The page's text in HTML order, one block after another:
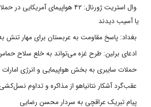
وال استریت ژورنال: ۴۲ هواپیمای
یا آسیب دیدند
بغداد: پاسخ مقاومت به عربستان برای مهار تنش
ادعای برلین: طرح غزه می‌تواند به خلع سلاح
حملات سایبری به بخش هواپیمایی و انرژی امارات
عقب‌گرد آشکار نتانیاهو از مذاکره و تداوم
پیام تبریک عراقچی به سردار محسن رضایی